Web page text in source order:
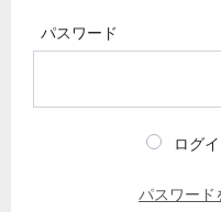
パスワード
ログ
パスワード